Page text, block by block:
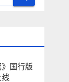
》国行版
线